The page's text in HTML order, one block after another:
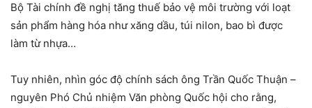
Bộ Tài chính đề nghị tăng thuế bảo vệ môi trường với loạt
sản phẩm hàng hóa như xăng dầu, túi nilon, bao bì được
làm từ nhựa…
Tuy nhiên, nhìn góc độ chính sách ông Trần Quốc Thuận –
nguyên Phó Chủ nhiệm Văn phòng Quốc hội cho rằng,